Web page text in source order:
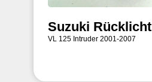
Suzuki Rücklicht
VL 125 Intruder 2001-2007